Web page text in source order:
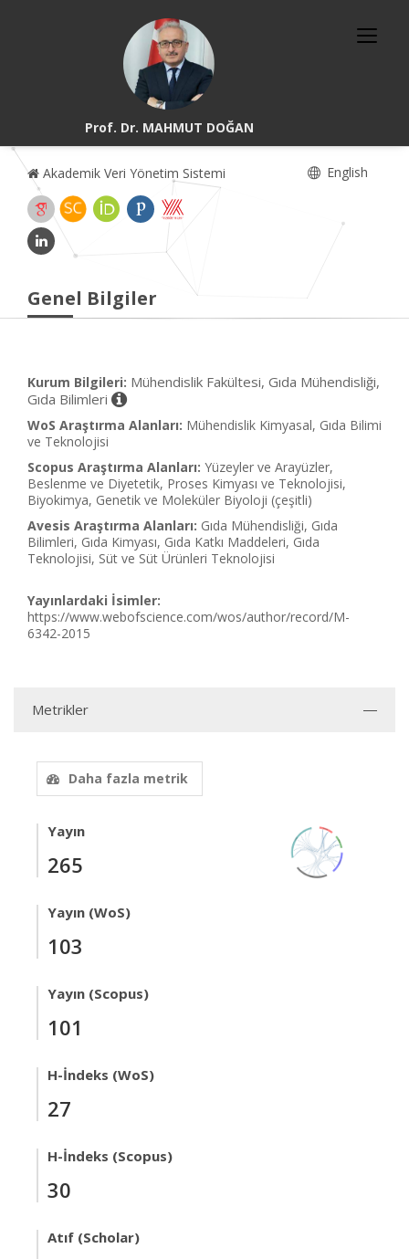
Prof. Dr. MAHMUT DOĞAN
Akademik Veri Yönetim Sistemi English
Genel Bilgiler
Kurum Bilgileri: Mühendislik Fakültesi, Gıda Mühendisliği,
Gıda Bilimleri
WoS Araştırma Alanları: Mühendislik Kimyasal, Gıda Bilimi
ve Teknolojisi
Scopus Araştırma Alanları: Yüzeyler ve Arayüzler,
Beslenme ve Diyetetik, Proses Kimyası ve Teknolojisi,
Biyokimya, Genetik ve Moleküler Biyoloji (çeşitli)
Avesis Araştırma Alanları: Gıda Mühendisliği, Gıda
Bilimleri, Gıda Kimyası, Gıda Katkı Maddeleri, Gıda
Teknolojisi, Süt ve Süt Ürünleri Teknolojisi
Yayınlardaki İsimler:
https://www.webofscience.com/wos/author/record/M-
6342-2015
Metrikler
Daha fazla metrik
Yayın
265
Yayın (WoS)
103
Yayın (Scopus)
101
H-İndeks (WoS)
27
H-İndeks (Scopus)
30
Atıf (Scholar)